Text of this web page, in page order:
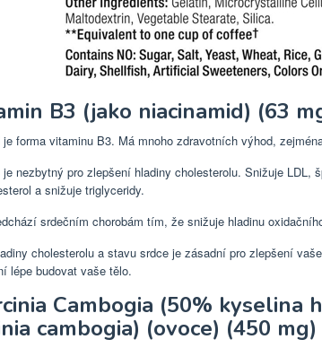
B3 (jako niacinamid) (63
je forma vitaminu B3. Má mnoho zdravotních výhod,
nezbytný pro zlepšení hladiny cholesterolu. Snižuje LDL,
a snižuje triglyceridy.
srdečním chorobám tím, že snižuje hladinu
cholesterolu a stavu srdce je zásadní pro zlepšení
lépe budovat vaše tělo.
Cambogia (50% kyselina
cambogia) (ovoce) (450 mg)